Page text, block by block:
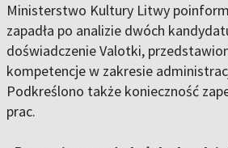
Ministerstwo Kultury Litwy
zapadła po analizie dwóch
doświadczenie Valotki,
kompetencje w zakresie
Podkreślono także konieczność
prac.